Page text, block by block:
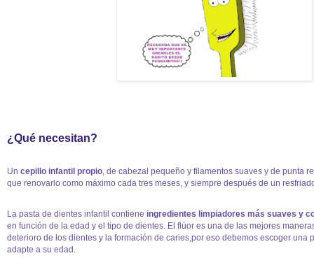
¿Qué necesitan?
Un cepillo infantil propio , de cabezal pequeño y filamentos suaves y de punta
que renovarlo como máximo cada tres meses, y siempre después de un
La pasta de dientes infantil contiene ingredientes limpiadores más suaves y
en función de la edad y el tipo de dientes. El flúor es una de las mejores
deterioro de los dientes y la formación de caries,por eso debemos escoger una
adapte a su edad.